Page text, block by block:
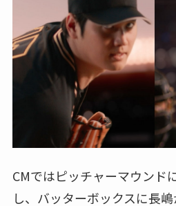
CMではピッチャーマウンド
し、バッターボックスに長嶋